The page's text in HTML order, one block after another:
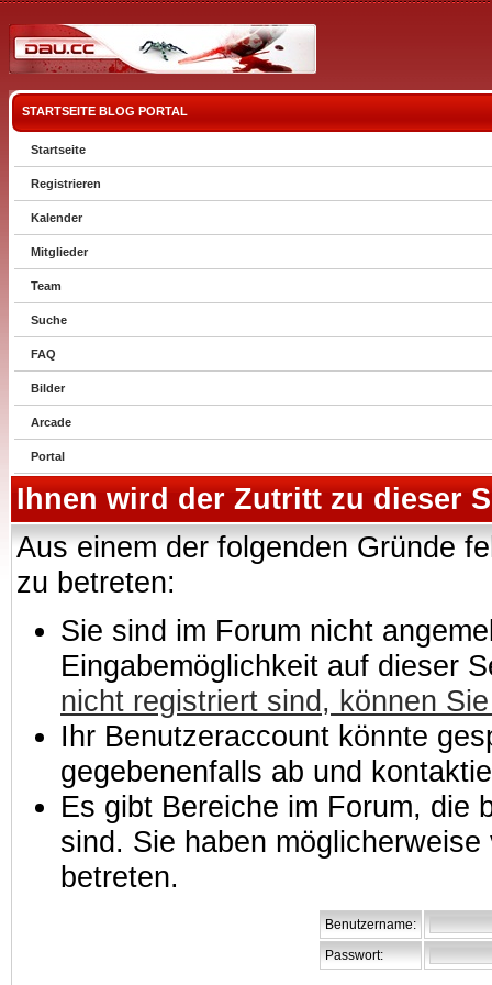
STARTSEITE BLOG PORTAL
Startseite
Registrieren
Kalender
Mitglieder
Team
Suche
FAQ
Bilder
Arcade
Portal
Ihnen wird der Zutritt zu dieser
Aus einem der folgenden Gründe
zu betreten:
Sie sind im Forum nicht
Eingabemöglichkeit auf dieser
nicht registriert sind, können
Ihr Benutzeraccount könnte
gegebenenfalls ab und
Es gibt Bereiche im Forum, die
sind. Sie haben
betreten.
Benutzername:
Passwort: